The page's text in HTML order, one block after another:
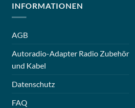
INFORMATIONEN
AGB
Autoradio-Adapter Radio Zubehör
und Kabel
Datenschutz
FAQ